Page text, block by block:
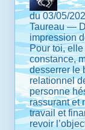
du 03/05/
Taureau —
impression
Pour toi,
constance,
desserrer le
relationnel
personne
rassurant et
travail et
revoir